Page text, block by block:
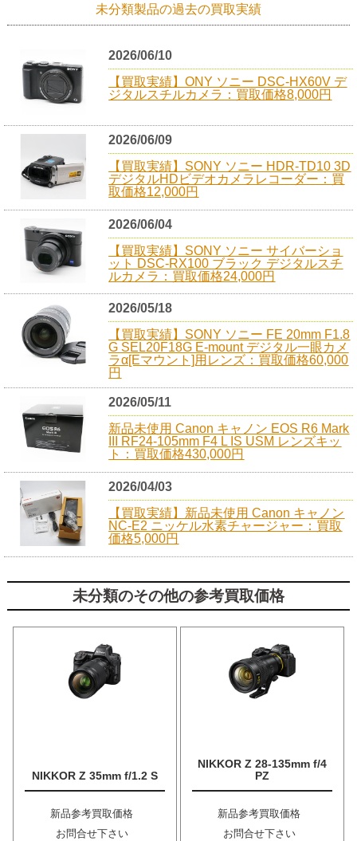
未分類製品の過去の買取実績
2026/06/10
【買取実績】ONY ソニー DSC-HX60V デ
ジタルスチルカメラ：買取価格8,000円
2026/06/09
【買取実績】SONY ソニー HDR-TD10 3D
デジタルHDビデオカメラレコーダー：買
取価格12,000円
2026/06/04
【買取実績】SONY ソニー サイバーショ
ット DSC-RX100 ブラック デジタルスチ
ルカメラ：買取価格24,000円
2026/05/18
【買取実績】SONY ソニー FE 20mm F1.8
G SEL20F18G E-mount デジタル一眼カメ
ラα[Eマウント]用レンズ：買取価格60,000
円
2026/05/11
新品未使用 Canon キャノン EOS R6 Mark
III RF24-105mm F4 L IS USM レンズキッ
ト：買取価格430,000円
2026/04/03
【買取実績】新品未使用 Canon キャノン
NC-E2 ニッケル水素チャージャー：買取
価格5,000円
未分類のその他の参考買取価格
NIKKOR Z 35mm f/1.2 S
新品参考買取価格
お問合せ下さい
NIKKOR Z 28-135mm f/4
PZ
新品参考買取価格
お問合せ下さい